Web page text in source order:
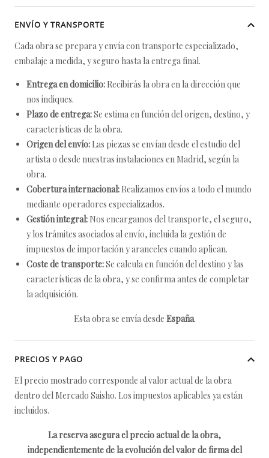
ENVÍO Y TRANSPORTE
Cada obra se prepara y envía con transporte especializado,
embalaje a medida, y seguro hasta la entrega final.
Entrega en domicilio: Recibirás la obra en la dirección que
nos indiques.
Plazo de entrega:Se estima en función del origen, destino, y
características de la obra.
Origen del envío: Las piezas se envían desde el estudio del
artista o desde nuestras instalaciones en Madrid, según la
obra.
Cobertura internacional: Realizamos envíos a todo el mundo
mediante operadores especializados.
Gestión integral: Nos encargamos del transporte, el seguro,
y los trámites asociados al envío, incluida la gestión de
impuestos de importación y aranceles cuando aplican.
Coste de transporte:Se calcula en función del destino y las
características de la obra, y se confirma antes de completar
la adquisición.
Esta obra se envía desde España.
PRECIOS Y PAGO
El precio mostrado corresponde al valor actual de la obra
dentro del Mercado Saisho. Los impuestos aplicables ya están
incluidos.
La reserva asegura el precio actual de la obra,
independientemente de la evolución del valor de firma del